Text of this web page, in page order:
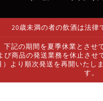
20歳未満の者の飲酒は法律
下記の期間を夏季休業とさ
商品の発送業務を休止さ
より順次発送を再開いた
す。